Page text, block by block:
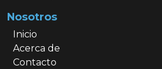
Nosotros
Inicio
Acerca de
Contacto